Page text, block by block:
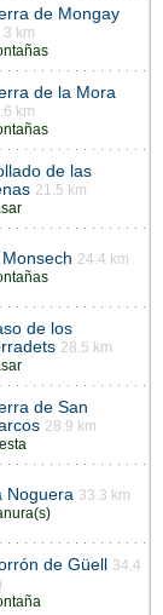
de Mongay
km
de la Mora
km
de las
21.5 km
Monsech 24.4 km
de los
28.5 km
de San
28.9 km
Noguera 33.3 km
de Güell
34.4